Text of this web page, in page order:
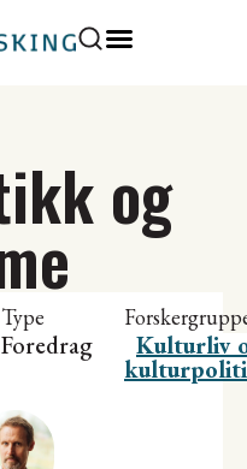
og
Type
Foredrag Kulturliv